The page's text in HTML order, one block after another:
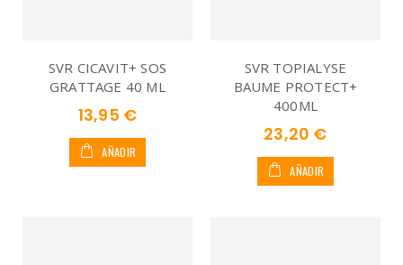
SVR CICAVIT+ SOS
GRATTAGE 40 ML
13,95 €
AÑADIR
SVR TOPIALYSE
BAUME PROTECT+
400ML
23,20 €
AÑADIR